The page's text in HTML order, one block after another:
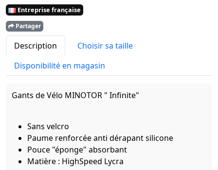
Entreprise française
Partager
Description
Choisir sa taille
Disponibilité en magasin
Gants de Vélo MINOTOR " Infinite"
Sans velcro
Paume renforcée anti dérapant silicone
Pouce "éponge" absorbant
Matière : HighSpeed Lycra